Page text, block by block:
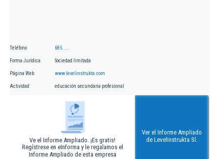
Teléfono 685.....
Forma Jurídica Sociedad limitada
Página Web www.levelinstrukta.com
Actividad educación secundaria profesional
Ve el Informe Ampliado. ¡Es gratis!
Regístrese en eInforma y le regalamos el
Informe Ampliado de esta empresa
Ver el Informe Ampliado
de Levelinstrukta Sl.